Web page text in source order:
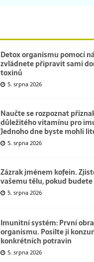
Detox organismu pomocí
zvládnete připravit sami
toxinů
5. srpna 2026
Naučte se rozpoznat
důležitého vitamínu pro
Jednoho dne byste mohli
5. srpna 2026
Zázrak jménem kofein.
vašemu tělu, pokud
5. srpna 2026
Imunitní systém: První
organismu. Posilte ji
konkrétních potravin
5. srpna 2026